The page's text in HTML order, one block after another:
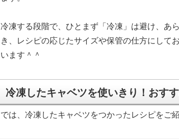
冷凍する段階で、ひとまず「冷凍」は避け、あ
き、レシピの応じたサイズや保管の仕方にして
います＾＾
冷凍したキャベツを使いきり！おす
では、冷凍したキャベツをつかったレシピをご紹